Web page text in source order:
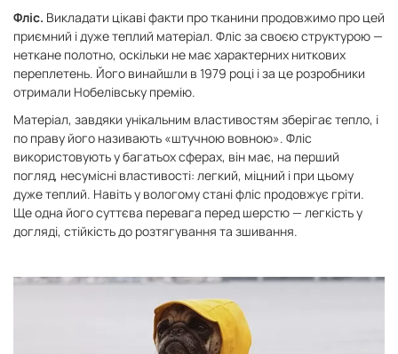
Фліс. Викладати цікаві факти про тканини продовжимо про цей
приємний і дуже теплий матеріал. Фліс за своєю структурою —
неткане полотно, оскільки не має характерних ниткових
переплетень. Його винайшли в 1979 році і за це розробники
отримали Нобелівську премію.
Матеріал, завдяки унікальним властивостям зберігає тепло, і
по праву його називають «штучною вовною». Фліс
використовують у багатьох сферах, він має, на перший
погляд, несумісні властивості: легкий, міцний і при цьому
дуже теплий. Навіть у вологому стані фліс продовжує гріти.
Ще одна його суттєва перевага перед шерстю — легкість у
догляді, стійкість до розтягування та зшивання.